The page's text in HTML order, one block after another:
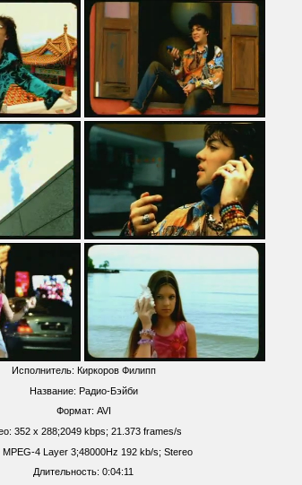
Исполнитель: Киркоров Филипп
Название: Радио-Бэйби
Формат: AVI
352 x 288;2049 kbps; 21.373 frames/s
MPEG-4 Layer 3;48000Hz 192 kb/s; Stereo
Длительность: 0:04:11